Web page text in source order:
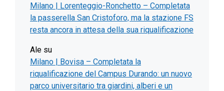
Milano | Lorenteggio-Ronchetto – Completata
la passerella San Cristoforo, ma la stazione FS
resta ancora in attesa della sua riqualificazione
Ale su
Milano | Bovisa – Completata la
riqualificazione del Campus Durando: un nuovo
parco universitario tra giardini, alberi e un